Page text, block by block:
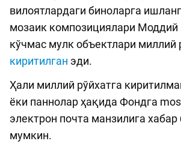
вилоятлардаги биноларга
мозаик композициялари
кўчмас мулк объектлари миллий
киритилган эди.
Ҳали миллий рўйхатга
ёки паннолар ҳақида Фондга
электрон почта манзилига
мумкин.